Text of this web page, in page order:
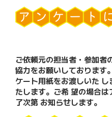
ご依頼元の担当者・参加者
協力をお願いしております
ケート用紙をお渡しいた
たします。ご希 望の場合
了次第 お知らせします。